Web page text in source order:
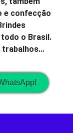
e confecção
o Brasil.
trabalhos…